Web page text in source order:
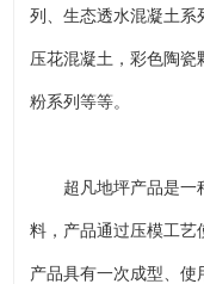
列、生态透水混凝土系
压花混凝土，彩色陶
粉系列等等。
超凡地坪产品是一
料，产品通过压模工艺
产品具有一次成型、使